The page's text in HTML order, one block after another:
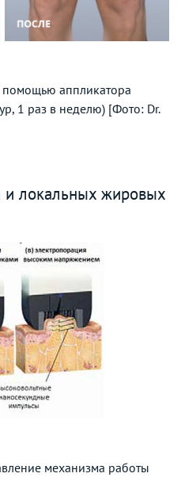
помощью аппликатора
1 раз в неделю) [Фото: Dr.
локальных жировых
механизма работы